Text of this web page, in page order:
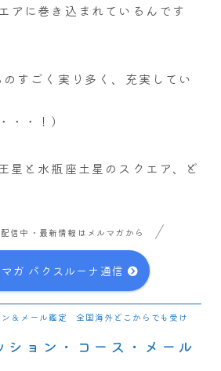
アに巻き込まれているんです
すごく実り多く、充実してい
・・！）
星と水瓶座土星のスクエア、ど
信中・最新情報はメルマガから
ガ パクスルーナ通信
ン＆メール鑑定 全国海外どこからでも受け
ション・コース・メール